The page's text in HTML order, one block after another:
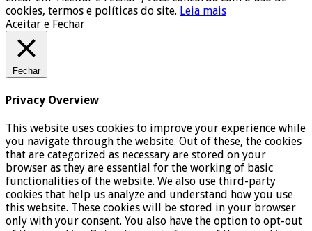
cookies, termos e políticas do site. Leia mais
Aceitar e Fechar
Fechar
Privacy Overview
This website uses cookies to improve your experience while
you navigate through the website. Out of these, the cookies
that are categorized as necessary are stored on your
browser as they are essential for the working of basic
functionalities of the website. We also use third-party
cookies that help us analyze and understand how you use
this website. These cookies will be stored in your browser
only with your consent. You also have the option to opt-out